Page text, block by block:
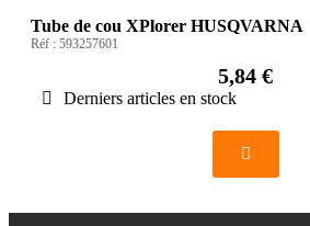
Tube de cou XPlorer HUSQVARNA
Réf : 593257601
5,84 €
Derniers articles en stock